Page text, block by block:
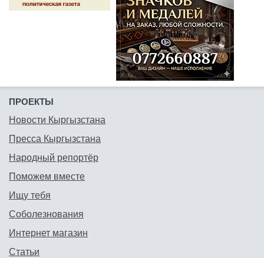
ПРОЕКТЫ
Новости Кыргызстана
Пресса Кыргызстана
Народный репортёр
Поможем вместе
Ищу тебя
Соболезнования
Интернет магазин
Статьи